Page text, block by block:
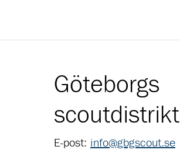
Göteborgs
scoutdistrikt
E-post: info@gbgscout.se